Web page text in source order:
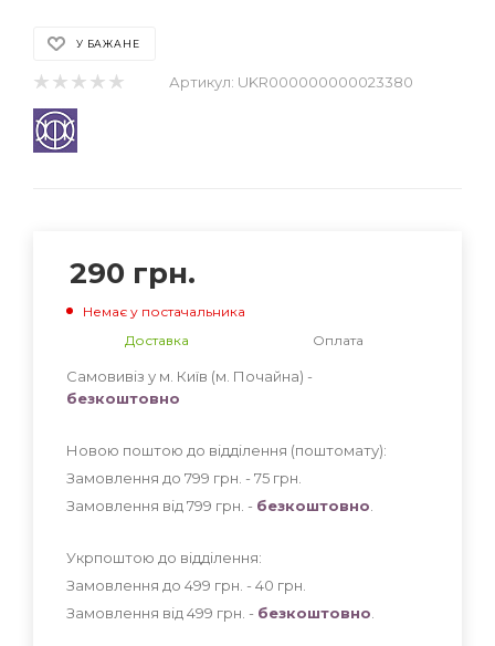
У БАЖАНЕ
Артикул: UKR000000000023380
290 грн.
Немає у постачальника
Доставка
Оплата
Самовивіз у м. Київ (м. Почайна) -
безкоштовно
Новою поштою до відділення (поштомату):
Замовлення до 799 грн. - 75 грн
Замовлення від 799 грн. - безкоштовно
Укрпоштою до відділення:
Замовлення до 499 грн. - 40 грн
Замовлення від 499 грн. - безкоштовно